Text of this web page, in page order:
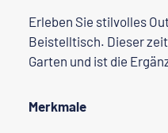
Erleben Sie stilvolles
Beistelltisch. Dieser
Garten und ist die
Merkmale